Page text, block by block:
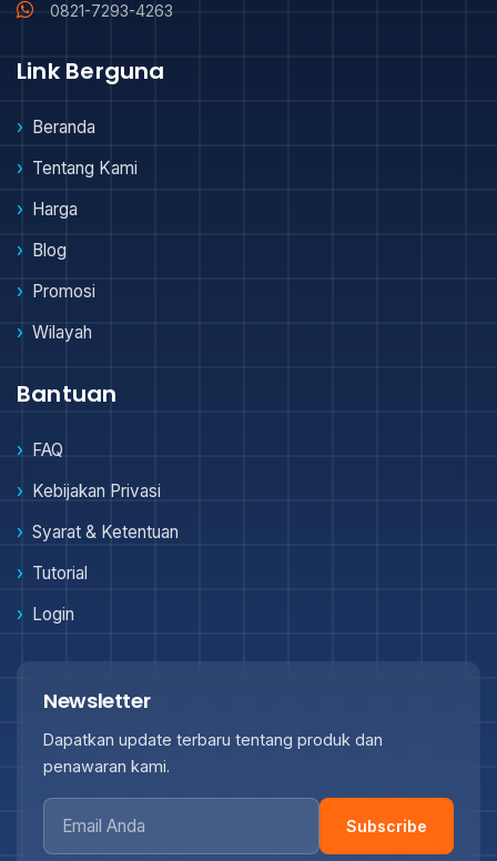
0821-7293-4263
Link Berguna
Beranda
Tentang Kami
Harga
Blog
Promosi
Wilayah
Bantuan
FAQ
Kebijakan Privasi
Syarat & Ketentuan
Tutorial
Login
Newsletter
Dapatkan update terbaru tentang produk dan
penawaran kami.
Subscribe